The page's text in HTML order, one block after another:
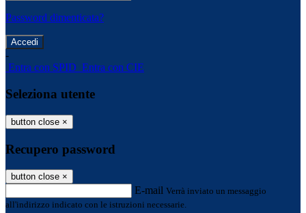
Password dimenticata?
-
Entra con SPID Entra con CIE
Seleziona utente
button close ×
Recupero password
button close ×
E-mail Verrà inviato un messaggio
all'indirizzo indicato con le istruzioni necessarie.